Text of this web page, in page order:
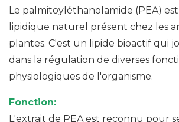
Le palmitoyléthanolamide (PEA)
lipidique naturel présent chez les
plantes. C'est un lipide bioactif qui
dans la régulation de diverses
physiologiques de l'organisme.
Fonction:
L'extrait de PEA est reconnu pour